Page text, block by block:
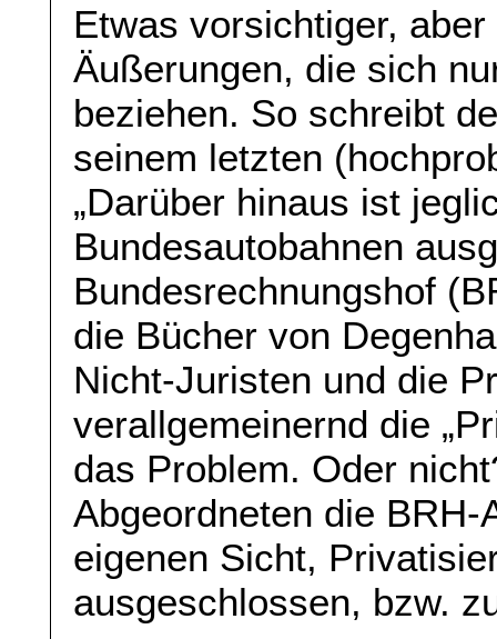
Etwas vorsichtiger,
Äußerungen, die sich
beziehen. So schreibt
seinem letzten
„Darüber hinaus ist
Bundesautobahnen
Bundesrechnungshof
die Bücher von
Nicht-Juristen und die
verallgemeinernd die
das Problem. Oder
Abgeordneten die
eigenen Sicht,
ausgeschlossen, bzw.